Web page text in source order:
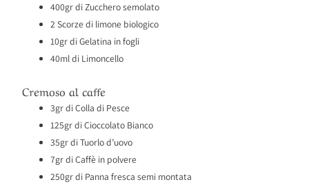
400gr di Zucchero semolato
2 Scorze di limone biologico
10gr di Gelatina in fogli
40ml di Limoncello
Cremoso al caffe
3gr di Colla di Pesce
125gr di Cioccolato Bianco
35gr di Tuorlo d’uovo
7gr di Caffè in polvere
250gr di Panna fresca semi montata